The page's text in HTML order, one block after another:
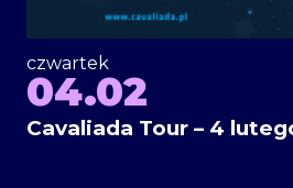
czwartek
04.02
Cavaliada Tour – 4